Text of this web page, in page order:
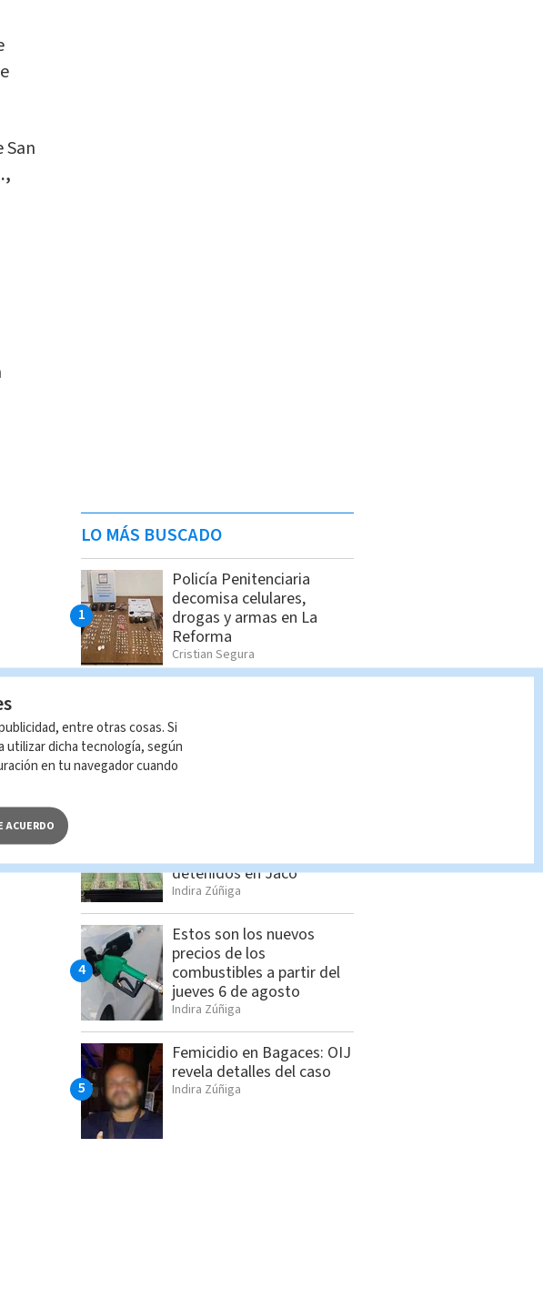
San
LO MÁS BUSCADO
Policía Penitenciaria
decomisa celulares,
drogas y armas en La
Reforma
Cristian Segura
Estos son los detenidos
por el OIJ
Indira Zúñiga
detenidos en Jacó
Indira Zúñiga
Estos son los nuevos
precios de los
combustibles a partir del
jueves 6 de agosto
Indira Zúñiga
Femicidio en Bagaces: OIJ
revela detalles del caso
Indira Zúñiga
entre otras cosas. Si
dicha tecnología, según
en tu navegador cuando
ACUERDO